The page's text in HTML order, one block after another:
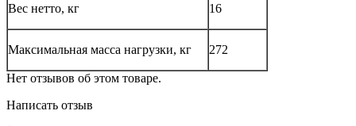
Вес нетто, кг 16
Максимальная масса нагрузки, кг 272
Нет отзывов об этом товаре.
Написать отзыв